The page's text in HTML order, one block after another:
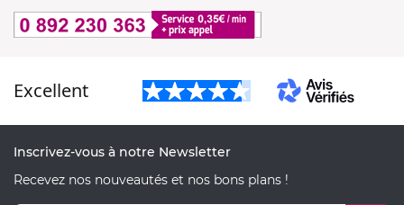
Excellent
Inscrivez-vous à notre Newsletter
Recevez nos nouveautés et nos bons plans !